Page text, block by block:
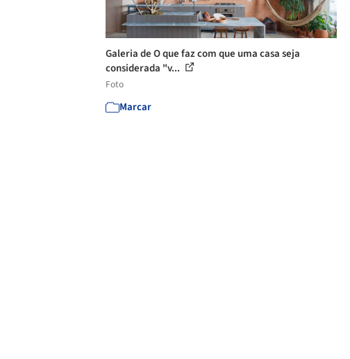
Galeria de O que faz com que uma casa seja
considerada "v...
Foto
Marcar